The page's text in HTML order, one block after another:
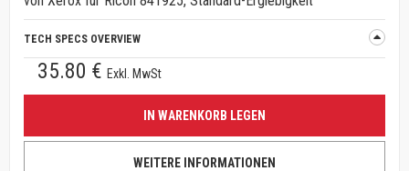
TECH SPECS OVERVIEW
35.80 € Exkl. MwSt
IN WARENKORB LEGEN
WEITERE INFORMATIONEN